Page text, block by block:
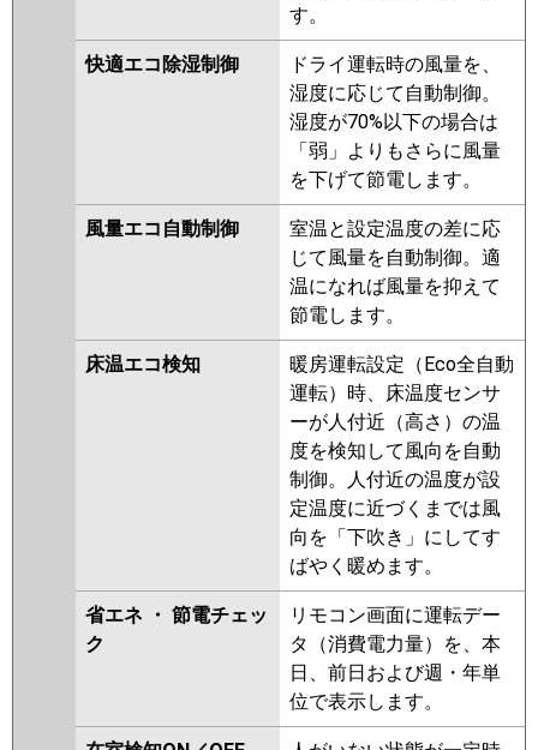
す。
快適エコ除湿制御
ドライ運転時の風量を、
湿度に応じて自動制御。
湿度が70%以下の場合は
「弱」よりもさらに風量
を下げて節電します。
風量エコ自動制御
室温と設定温度の差に応
じて風量を自動制御。適
温になれば風量を抑えて
節電します。
床温エコ検知
暖房運転設定（Eco全自動
運転）時、床温度センサ
ーが人付近（高さ）の温
度を検知して風向を自動
制御。人付近の温度が設
定温度に近づくまでは風
向を「下吹き」にしてす
ばやく暖めます。
省エネ ・ 節電チェッ
ク
リモコン画面に運転デー
タ（消費電力量）を、本
日、前日および週・年単
位で表示します。